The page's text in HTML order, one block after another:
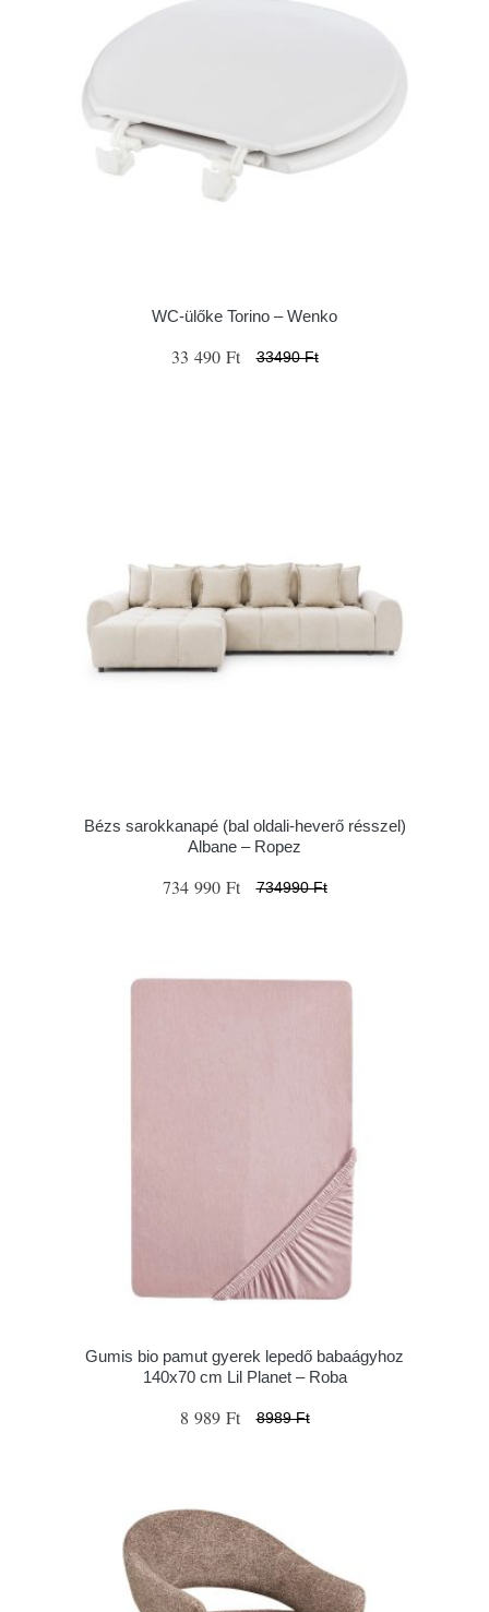
WC-ülőke Torino – Wenko
33 490 Ft 33490 Ft
Bézs sarokkanapé (bal oldali-heverő résszel)
Albane – Ropez
734 990 Ft 734990 Ft
Gumis bio pamut gyerek lepedő babaágyhoz
140x70 cm Lil Planet – Roba
8 989 Ft 8989 Ft